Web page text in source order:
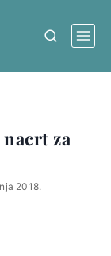
nacrt za
2018.